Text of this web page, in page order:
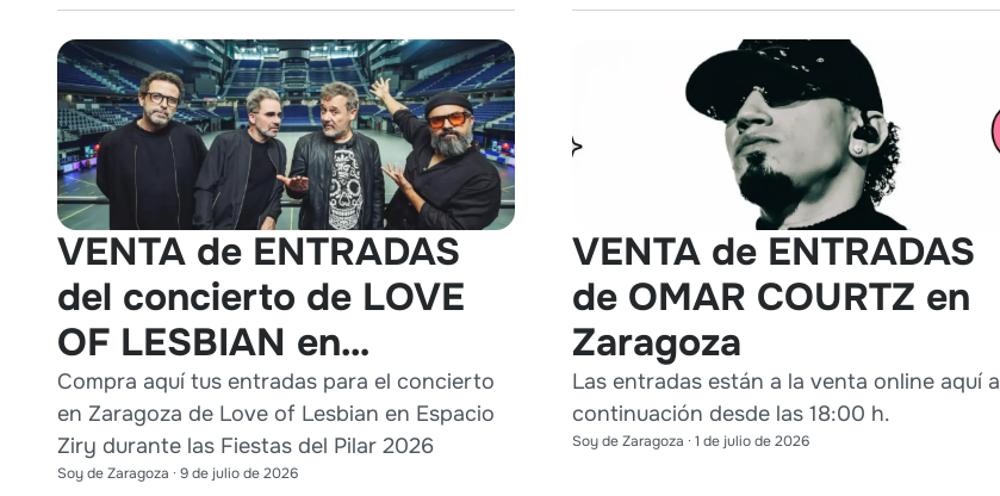
VENTA de ENTRADAS
del concierto de LOVE
OF LESBIAN en
Zaragoza durante Pilares
2026
Compra aquí tus entradas para el concierto
en Zaragoza de Love of Lesbian en Espacio
Ziry durante las Fiestas del Pilar 2026
Soy de Zaragoza · 9 de julio de 2026
VENTA de ENTRADAS
de OMAR COURTZ en
Zaragoza
Las entradas están a la venta online aquí a
continuación desde las 18:00 h.
Soy de Zaragoza · 1 de julio de 2026